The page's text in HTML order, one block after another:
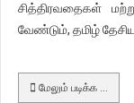
சித்திரவதைகள்
வேண்டும், தமிழ்
மேலும் படிக்க …